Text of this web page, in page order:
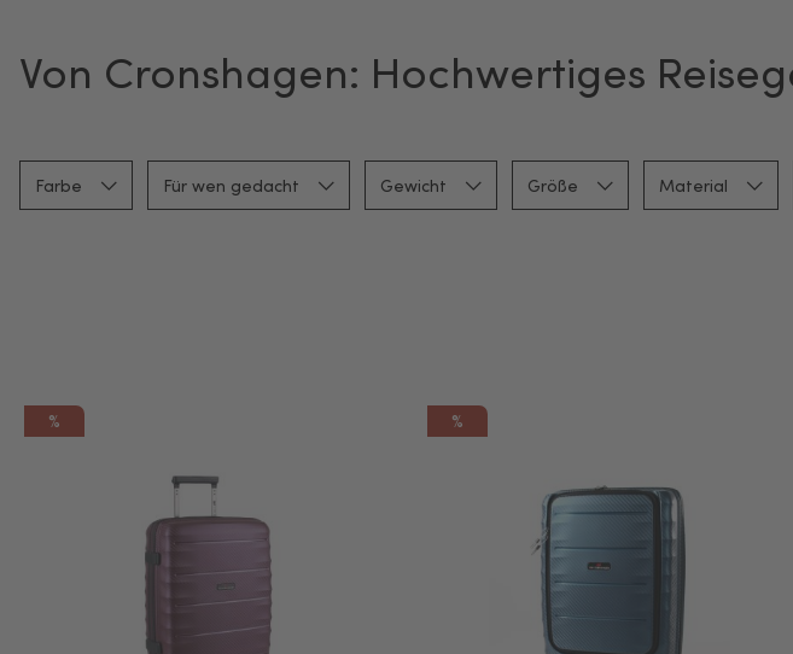
Von Cronshagen: Hochwertiges
Farbe Für wen gedacht Gewicht Größe Material
% %